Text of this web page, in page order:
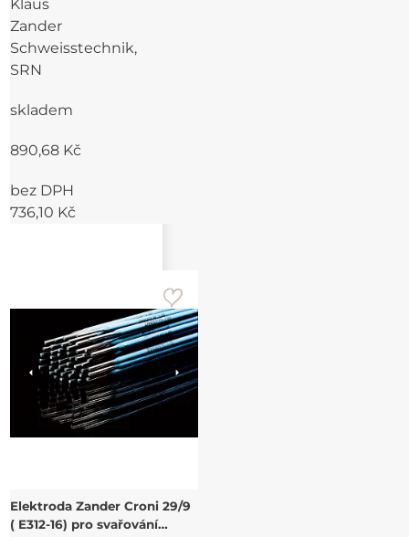
korozivzdorných,
žáruvzdorných ocelí
Klaus
Zander
Schweisstechnik,
SRN
skladem
890,68 Kč
bez DPH
736,10 Kč
Elektroda Zander Croni 29/9
( E312-16) pro svařování